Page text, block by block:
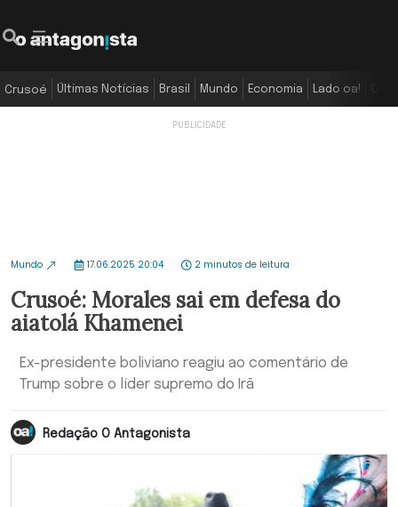
Crusoé Últimas Notícias Brasil Mundo Economia Lado oa!
Mundo 17.06.2025 20:04 2 minutos de leitura
Crusoé: Morales sai em defesa do
aiatolá Khamenei
Ex-presidente boliviano reagiu ao comentário de
Trump sobre o líder supremo do Irã
Redação O Antagonista